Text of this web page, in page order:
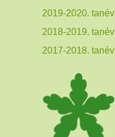
2019-2020. tanév
2018-2019. tanév
2017-2018. tanév